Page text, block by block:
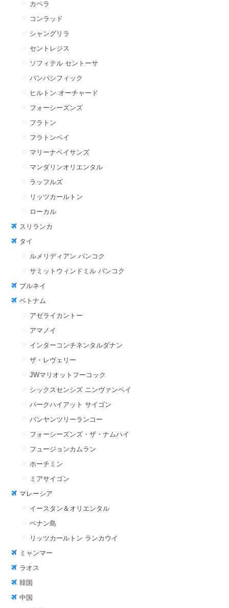
カペラ
コンラッド
シャングリラ
セントレジス
ソフィテル セントーサ
パンパシフィック
ヒルトン オーチャード
フォーシーズンズ
フラトン
フラトンベイ
マリーナベイサンズ
マンダリンオリエンタル
ラッフルズ
リッツカールトン
ローカル
スリランカ
タイ
ルメリディアン バンコク
サミットウィンドミル バンコク
ブルネイ
ベトナム
アゼライカントー
アマノイ
インターコンチネンタルダナン
ザ・レヴェリー
JWマリオットフーコック
シックスセンシズ ニンヴァンベイ
パークハイアット サイゴン
バンヤンツリーランコー
フォーシーズンズ・ザ・ナムハイ
フュージョンカムラン
ホーチミン
ミアサイゴン
マレーシア
イースタン＆オリエンタル
ペナン島
リッツカールトン ランカウイ
ミャンマー
ラオス
韓国
中国